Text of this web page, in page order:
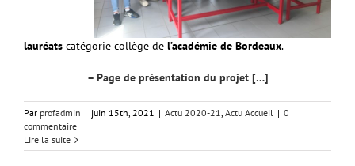
lauréats catégorie collège de l’académie de Bordeaux.
– Page de présentation du projet […]
Par profadmin | juin 15th, 2021 | Actu 2020-21, Actu Accueil | 0
commentaire
Lire la suite